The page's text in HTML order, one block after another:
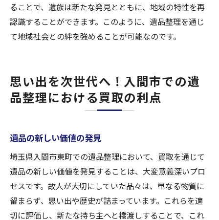
ることで、遺族は新たな発見とともに、地域の特性を再
認識することができます。このように、遺品整理を通じ
て地域社会との絆を強めることが可能なのです。
思い出を次世代へ！入間市での遺
品整理における買取の利点
遺品の新しい価値の発見
埼玉県入間市東町での遺品整理において、買取を通じて
遺品の新しい価値を発見することは、大変意義深いプロ
セスです。故人が大切にしていた品々は、単なる物質に
留まらず、思い出や歴史が詰まっています。これらを適
切に評価し、新たな持ち主へと橋渡しすることで、これ